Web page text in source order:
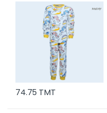
74.75 TMT